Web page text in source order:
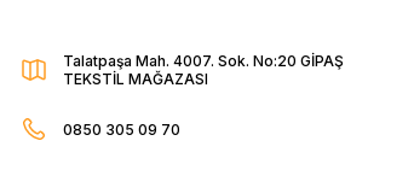
Talatpaşa Mah. 4007. Sok. No:20 GİPAŞ
TEKSTİL MAĞAZASI
0850 305 09 70